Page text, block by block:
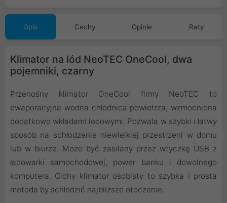
Opis Cechy Opinie Raty
Klimator na lód NeoTEC OneCool, dwa
pojemniki, czarny
Przenośny klimator OneCool firmy NeoTEC to
ewaporacyjna wodna chłodnica powietrza, wzmocniona
dodatkowo wkładami lodowymi. Pozwala w szybki i łatwy
sposób na schłodzenie niewielkiej przestrzeni w domu
lub w biurze. Może być zasilany przez wtyczkę USB z
ładowarki samochodowej, power banku i dowolnego
komputera. Cichy klimator osobisty to szybka i prosta
metoda by schłodzić najbliższe otoczenie.